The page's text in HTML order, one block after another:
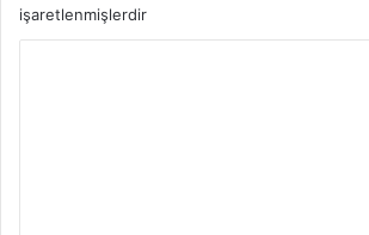
işaretlenmişlerdir